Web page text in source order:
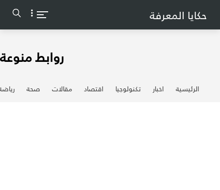
حكايا المعرفة
روابط منوعة
الرئيسية اخبار تكنولوجيا اقتصاد مقالات صحة